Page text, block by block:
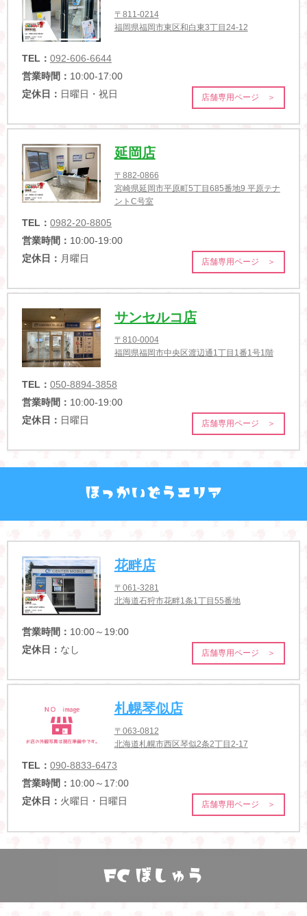
〒811-0214
福岡県福岡市東区和白東3丁目24-12
TEL： 092-606-6644
営業時間： 10:00-17:00
定休日： 日曜日・祝日 店舗専用ページ ＞
延岡店
〒882-0866
宮崎県延岡市平原町5丁目685番地9 平原テナ
ントC号室
TEL： 0982-20-8805
営業時間： 10:00-19:00
定休日： 月曜日 店舗専用ページ ＞
サンセルコ店
〒810-0004
福岡県福岡市中央区渡辺通1丁目1番1号1階
TEL： 050-8894-3858
営業時間： 10:00-19:00
定休日： 日曜日 店舗専用ページ ＞
花畔店
〒061-3281
北海道石狩市花畔1条1丁目55番地
営業時間： 10:00～19:00
定休日： なし 店舗専用ページ ＞
札幌琴似店
〒063-0812
北海道札幌市西区琴似2条2丁目2-17
TEL： 090-8833-6473
営業時間： 10:00～17:00
定休日： 火曜日・日曜日 店舗専用ページ ＞